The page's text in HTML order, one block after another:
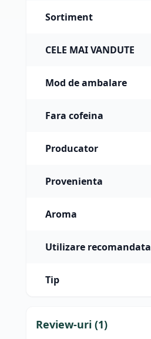
Sortiment
CELE MAI VANDUTE
Mod de ambalare
Fara cofeina
Producator
Provenienta
Aroma
Utilizare recomandata
Tip
Review-uri (1)